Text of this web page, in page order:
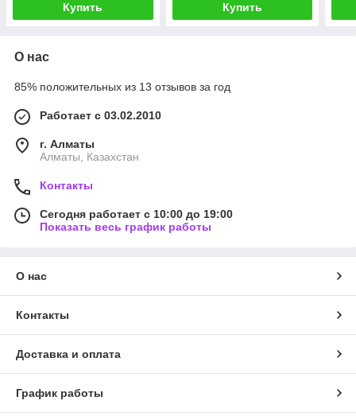
Купить Купить
О нас
85% положительных из 13 отзывов за год
Работает с 03.02.2010
г. Алматы
Алматы, Казахстан
Контакты
Сегодня работает с 10:00 до 19:00
Показать весь график работы
О нас
Контакты
Доставка и оплата
График работы